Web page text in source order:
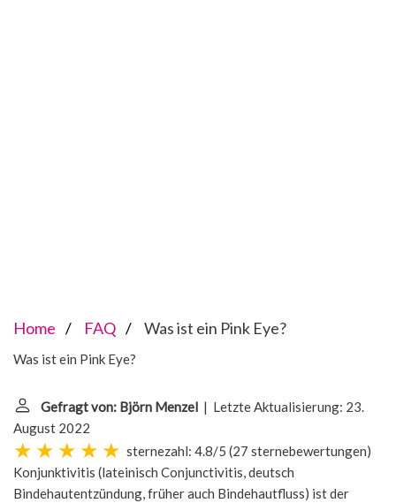
Home FAQ Was ist ein Pink Eye?
Was ist ein Pink Eye?
Gefragt von: Björn Menzel | Letzte Aktualisierung: 23.
August 2022
sternezahl: 4.8/5 (27 sternebewertungen)
Konjunktivitis (lateinisch Conjunctivitis, deutsch
Bindehautentzündung, früher auch Bindehautfluss) ist der